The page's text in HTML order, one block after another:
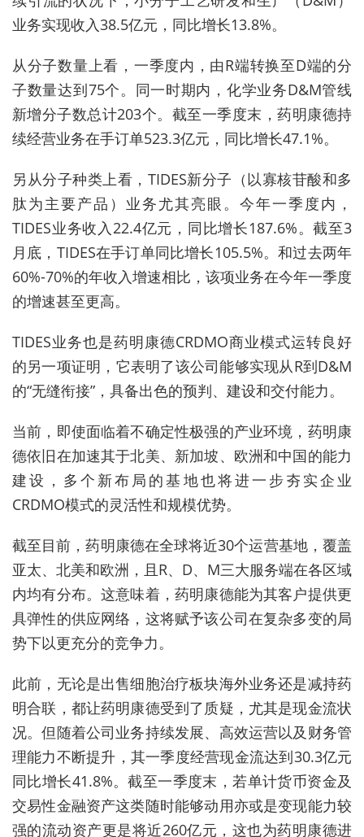
业务实现收入38.5亿元，同比增长13.8%。
从分子数量上看，一季度内，由R端转换至D端的分
子数量达到75个。同一时期内，化学业务D&M管线
新增分子数总计203个。截至一季度末，药明康德持
续经营业务在手订单523.3亿元，同比增长47.1%。
另从分子种类上看，TIDES新分子（以寡核苷酸和多
肽为主要产品）业务尤其亮眼。今年一季度内，
TIDES业务收入22.4亿元，同比增长187.6%。截至3
月底，TIDES在手订单同比增长105.5%。和过去两年
60%-70%的年收入增速相比，该项业务在今年一季度
的增速甚至更高。
TIDES业务也是药明康德CRDMO商业模式运转良好
的另一项证明，它表明了该公司能够实现从R到D&M
的“无缝衔接”，具备出色的预判、建设和交付能力。
当前，即使面临着不确定性极强的产业环境，药明康
德依旧在加速其于北美、新加坡、欧洲和中国的能力
建设，多个新布局的基地也将进一步夯实企业
CRDMO模式的灵活性和规模优势。
截至目前，药明康德在全球将近30个运营基地，覆盖
亚太、北美和欧洲，且R、D、M三大服务端在各区域
内均有分布。这意味着，药明康德能为其客户提供更
具弹性的供应网络，这将赋予该公司在复杂多变的局
势下以更充分的竞争力。
此前，无论是出售细胞治疗板块海外业务还是减持药
明合联，都让药明康德受到了质疑，尤其是现金流状
况。但随着公司业务持续发展、高效运营以及财务管
理能力不断提升，其一季度经营现金流达到30.3亿元
同比增长41.8%。截至一季度末，若单计货币资金及
交易性金融资产这类随时能够动用亦或是变现能力较
强的流动资产更是将近260亿元，这也为药明康德进